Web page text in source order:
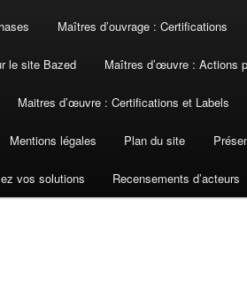
Maîtres d’ouvrage : Certifications
le site Bazed Maîtres d’œuvre : Actions
Maitres d’œuvre : Certifications et Labels
Mentions légales Plan du site
vos solutions Recensements d’acteurs